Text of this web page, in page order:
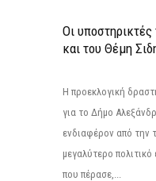
Οι
και του Θέμη
Η προεκλογική
για το Δήμο
ενδιαφέρον από την
μεγαλύτερο
που πέρασε,...